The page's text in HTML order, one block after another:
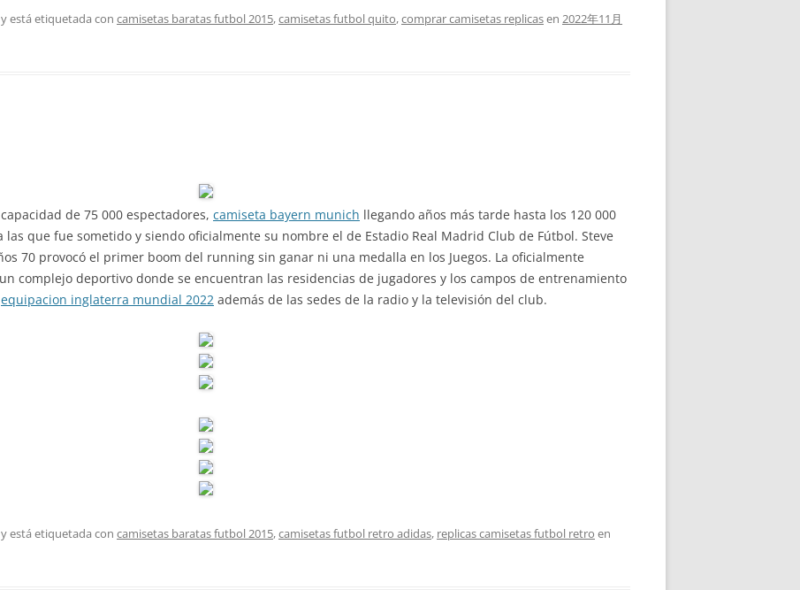
y está etiquetada con camisetas baratas futbol 2015,camisetas futbol quito,comprar camisetas replicasen 2022年11月
de 75 000 espectadores, camiseta bayern munich llegando años más tarde hasta los 120 000
que fue sometido y siendo oficialmente su nombre el de Estadio Real Madrid Club de Fútbol. Steve
70 provocó el primer boom del running sin ganar ni una medalla en los Juegos. La oficialmente
complejo deportivo donde se encuentran las residencias de jugadores y los campos de entrenamiento
equipacion inglaterra mundial 2022 además de las sedes de la radio y la televisión del club.
y está etiquetada con camisetas baratas futbol 2015,camisetas futbol retro adidas, replicas camisetas futbol retro en